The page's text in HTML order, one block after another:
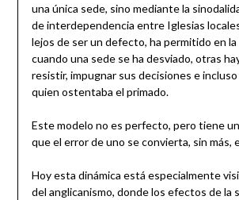
una única sede, sino mediante la
de interdependencia entre Iglesias
lejos de ser un defecto, ha permitido en
cuando una sede se ha desviado, otras
resistir, impugnar sus decisiones e
quien ostentaba el primado.
Este modelo no es perfecto, pero tiene
que el error de uno se convierta, sin más,
Hoy esta dinámica está especialmente
del anglicanismo, donde los efectos de la